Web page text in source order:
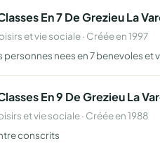
En 7 De Grezieu La
et vie sociale · Créée en 1997
personnes nees en 7 benevoles
En 9 De Grezieu La
et vie sociale · Créée en 1988
conscrits